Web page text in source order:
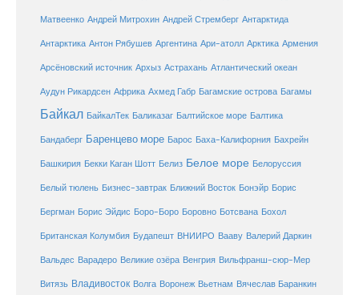
Матвеенко Андрей Митрохин Андрей Стремберг Антарктида
Антарктика Антон Рябушев Аргентина Ари-атолл Арктика Армения
Арсёновский источник Архыз Астрахань Атлантический океан
Аудун Рикардсен Африка Ахмед Габр Багамские острова Багамы
Байкал БайкалТек Баликазаг Балтийское море Балтика
Бандаберг Баренцево море Барос Баха-Калифорния Бахрейн
Башкирия Бекки Каган Шотт Белиз Белое море Белоруссия
Белый тюлень Бизнес-завтрак Ближний Восток Бонэйр Борис
Бергман Борис Эйдис Боро-Боро Боровно Ботсвана Бохол
Британская Колумбия Будапешт ВНИИРО Вааву Валерий Даркин
Вальдес Варадеро Великие озёра Венгрия Вильфранш-сюр-Мер
Витязь Владивосток Волга Воронеж Вьетнам Вячеслав Баранкин